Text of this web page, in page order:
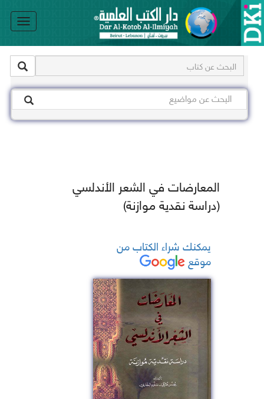
المعارضات في الشعر الأندلسي
(دراسة نقدية موازنة)
يمكنك شراء الكتاب من
موقع